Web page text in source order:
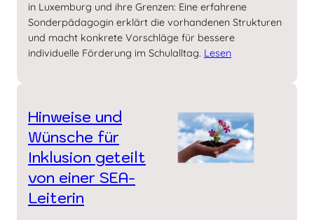
in Luxemburg und ihre Grenzen: Eine erfahrene
Sonderpädagogin erklärt die vorhandenen Strukturen
und macht konkrete Vorschläge für bessere
individuelle Förderung im Schulalltag. Lesen
Hinweise und
Wünsche für
Inklusion geteilt
von einer SEA-
Leiterin